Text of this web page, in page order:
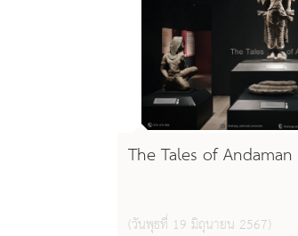
The Tales of Andaman
(วันพุธที่ 19 มิถุนายน 2567)